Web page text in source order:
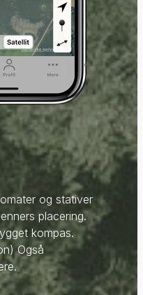
og stativer
placering.
kompas.
Også